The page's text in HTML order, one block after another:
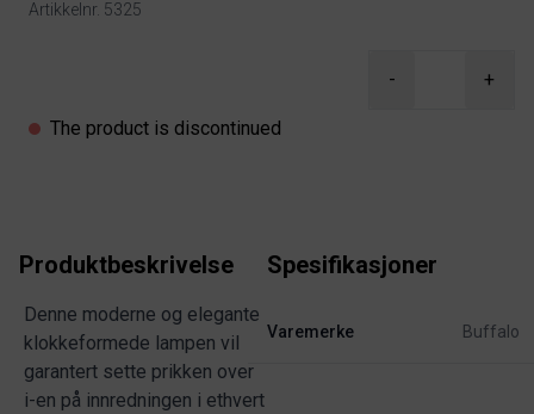
Artikkelnr. 5325
- +
The product is discontinued
Produktbeskrivelse
Denne moderne og elegante
klokkeformede lampen vil
garantert sette prikken over
i-en på innredningen i ethvert
Spesifikasjoner
Varemerke Buffalo